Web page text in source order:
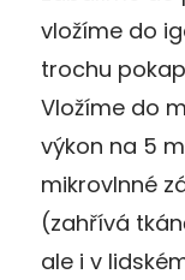
vložíme do
trochu
Vložíme do
výkon na 5
mikrovlnné
(zahřívá
ale i v